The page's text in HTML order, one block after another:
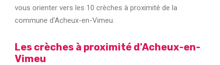
vous orienter vers les 10 crèches à proximité de la
commune d'Acheux-en-Vimeu.
Les crèches à proximité d'Acheux-en-
Vimeu